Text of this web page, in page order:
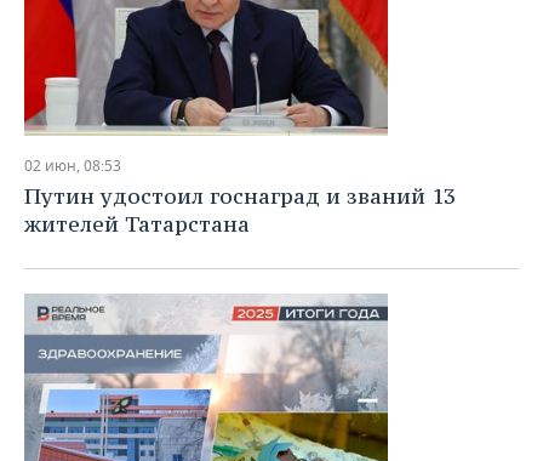
ОТКРЫТАЯ ЛЕКЦИЯ
БАСКЕТБОЛ
ВОЛЕЙБОЛ
КИБЕРСПОРТ
ФИГУРНОЕ КАТАНИЕ
ВОДНЫЕ ВИДЫ СПОРТА
ХОККЕЙ С МЯЧОМ
ИНФРАСТРУКТУРА
ИСТОРИЯ
КУЛЬТУРА
МЕДИЦИНА
ОБРАЗОВАНИЕ
ПРОИСШЕСТВИЯ
СПРАВОЧНИК
СПИСОК ПЕРСОН
СПИСОК КОМПАНИЙ
ПОЛНАЯ ВЕРСИЯ
02 июн, 08:53
Путин удостоил госнаград и званий 13
жителей Татарстана